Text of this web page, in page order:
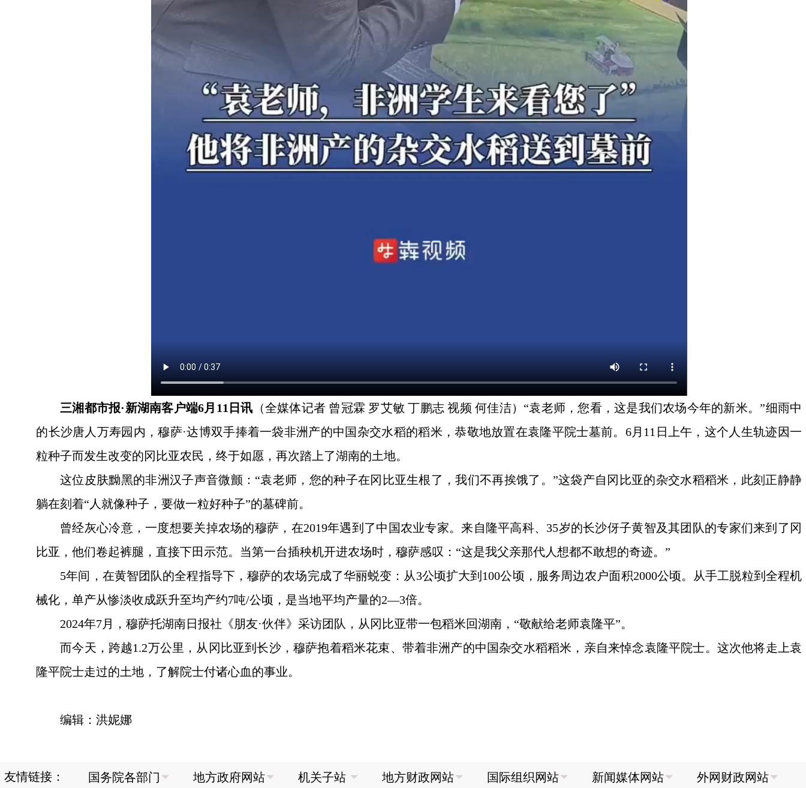
三湘都市报·新湖南客户端6月11日讯 （全媒体记者 曾冠霖 罗艾敏 丁鹏志 视频 何佳洁）“袁老师，您看，这是我们农场今年的新米。”细雨中
的长沙唐人万寿园内，穆萨·达博双手捧着一袋非洲产的中国杂交水稻的稻米，恭敬地放置在袁隆平院士墓前。6月11日上午，这个人生轨迹因一
粒种子而发生改变的冈比亚农民，终于如愿，再次踏上了湖南的土地。
这位皮肤黝黑的非洲汉子声音微颤：“袁老师，您的种子在冈比亚生根了，我们不再挨饿了。”这袋产自冈比亚的杂交水稻稻米，此刻正静静
躺在刻着“人就像种子，要做一粒好种子”的墓碑前。
曾经灰心冷意，一度想要关掉农场的穆萨，在2019年遇到了中国农业专家。来自隆平高科、35岁的长沙伢子黄智及其团队的专家们来到了冈
比亚，他们卷起裤腿，直接下田示范。当第一台插秧机开进农场时，穆萨感叹：“这是我父亲那代人想都不敢想的奇迹。”
5年间，在黄智团队的全程指导下，穆萨的农场完成了华丽蜕变：从3公顷扩大到100公顷，服务周边农户面积2000公顷。从手工脱粒到全程机
械化，单产从惨淡收成跃升至均产约7吨/公顷，是当地平均产量的2—3倍。
2024年7月，穆萨托湖南日报社《朋友·伙伴》采访团队，从冈比亚带一包稻米回湖南，“敬献给老师袁隆平”。
而今天，跨越1.2万公里，从冈比亚到长沙，穆萨抱着稻米花束、带着非洲产的中国杂交水稻稻米，亲自来悼念袁隆平院士。这次他将走上袁
隆平院士走过的土地，了解院士付诸心血的事业。
编辑：洪妮娜
友情链接：